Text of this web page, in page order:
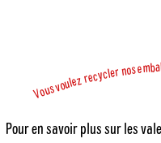
Vousvoulezrecycler nosemba
Pour en savoir plus sur les